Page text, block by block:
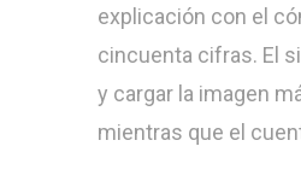
explicación con el
cincuenta cifras. El
y cargar la imagen
mientras que el